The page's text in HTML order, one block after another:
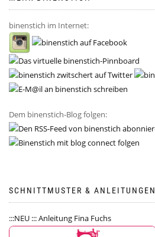
binenstich im Internet:
Dem binenstich-Blog folgen:
SCHNITTMUSTER & ANLEITUNGEN
:::NEU ::: Anleitung Fina Fuchs